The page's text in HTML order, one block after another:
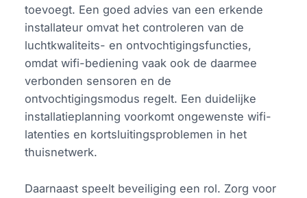
toevoegt. Een goed advies van een erkende
installateur omvat het controleren van de
luchtkwaliteits- en ontvochtigingsfuncties,
omdat wifi-bediening vaak ook de daarmee
verbonden sensoren en de
ontvochtigingsmodus regelt. Een duidelijke
installatieplanning voorkomt ongewenste wifi-
latenties en kortsluitingsproblemen in het
thuisnetwerk.
Daarnaast speelt beveiliging een rol. Zorg voor